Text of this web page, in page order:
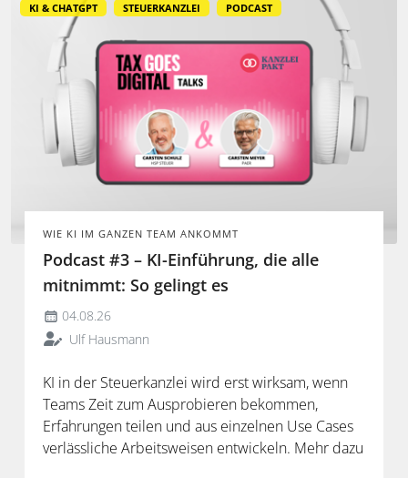
KI & CHATGPT STEUERKANZLEI PODCAST
WIE KI IM GANZEN TEAM ANKOMMT
Podcast #3 – KI-Einführung, die alle
mitnimmt: So gelingt es
04.08.26
Ulf Hausmann
KI in der Steuerkanzlei wird erst wirksam, wenn
Teams Zeit zum Ausprobieren bekommen,
Erfahrungen teilen und aus einzelnen Use Cases
verlässliche Arbeitsweisen entwickeln. Mehr dazu